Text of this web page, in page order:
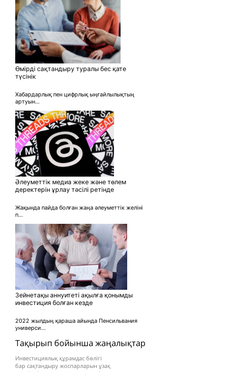
Тақырып бойынша жаңалықтар
Инвестициялық құрамдас бөлігі
бар сақтандыру жоспарларын ұзақ
Өмірді сақтандыру туралы бес қате
түсінік
Хабардарлық пен цифрлық ыңғайлылықтың
артуын...
Әлеуметтік медиа жеке және төлем
деректерін ұрлау тәсілі ретінде
Жақында пайда болған жаңа әлеуметтік желіні
п...
Зейнетақы аннуитеті ақылға қонымды
инвестиция болған кезде
2022 жылдың қараша айында Пенсильвания
универси...